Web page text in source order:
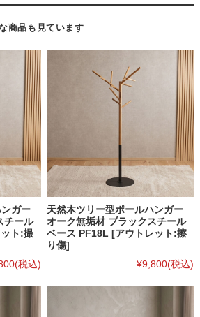
商品も見ています
ガー
チール
ト:撮
(税込)
天然木ツリー型ポールハンガー
オーク無垢材 ブラックスチール
ベース PF18L [アウトレット:擦
り傷]
¥9,800(税込)